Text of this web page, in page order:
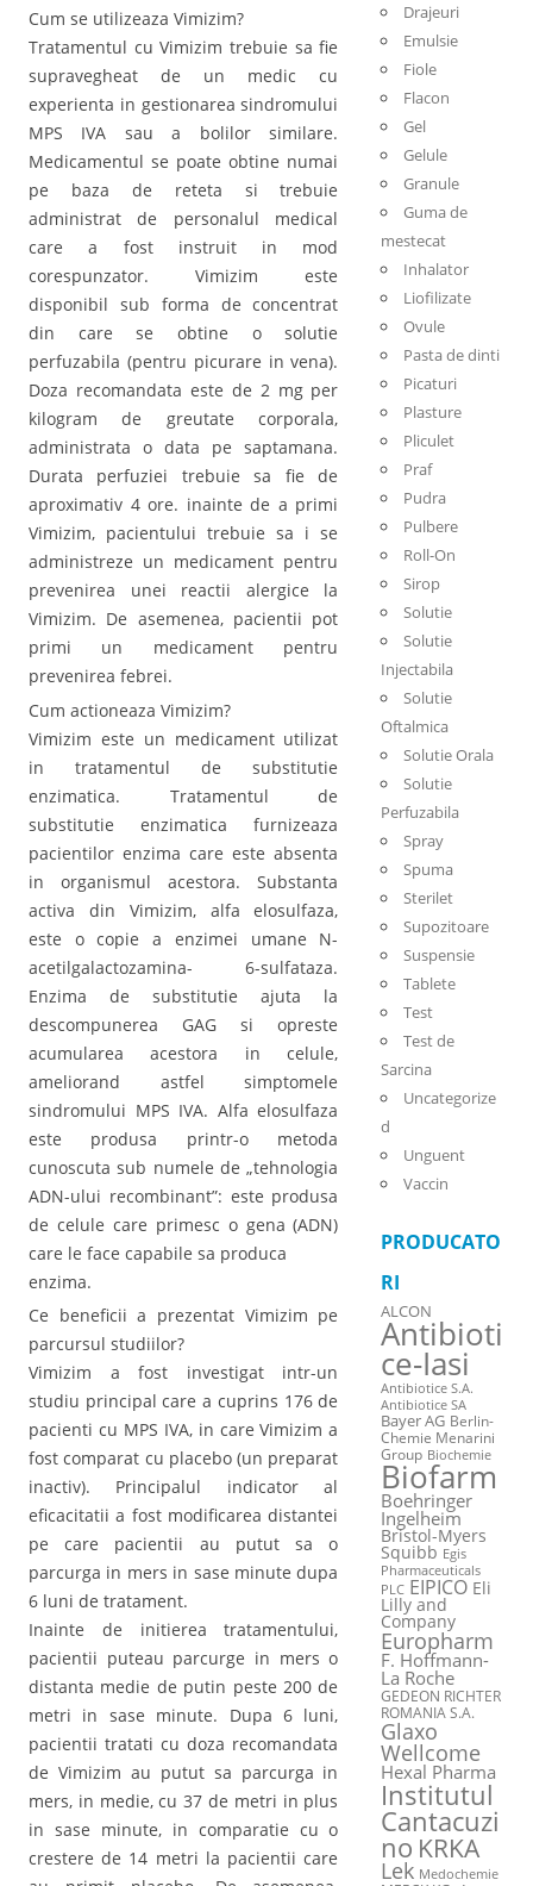
Cum se utilizeaza Vimizim?
Tratamentul cu Vimizim trebuie sa fie
supravegheat de un medic cu
experienta in gestionarea sindromului
MPS IVA sau a bolilor similare.
Medicamentul se poate obtine numai
pe baza de reteta si trebuie
administrat de personalul medical
care a fost instruit in mod
corespunzator. Vimizim este
disponibil sub forma de concentrat
din care se obtine o solutie
perfuzabila (pentru picurare in vena).
Doza recomandata este de 2 mg per
kilogram de greutate corporala,
administrata o data pe saptamana.
Durata perfuziei trebuie sa fie de
aproximativ 4 ore. inainte de a primi
Vimizim, pacientului trebuie sa i se
administreze un medicament pentru
prevenirea unei reactii alergice la
Vimizim. De asemenea, pacientii pot
primi un medicament pentru
prevenirea febrei.
Cum actioneaza Vimizim?
Vimizim este un medicament utilizat
in tratamentul de substitutie
enzimatica. Tratamentul de
substitutie enzimatica furnizeaza
pacientilor enzima care este absenta
in organismul acestora. Substanta
activa din Vimizim, alfa elosulfaza,
este o copie a enzimei umane N-
acetilgalactozamina- 6-sulfataza.
Enzima de substitutie ajuta la
descompunerea GAG si opreste
acumularea acestora in celule,
ameliorand astfel simptomele
sindromului MPS IVA. Alfa elosulfaza
este produsa printr-o metoda
cunoscuta sub numele de „tehnologia
ADN-ului recombinant”: este produsa
de celule care primesc o gena (ADN)
care le face capabile sa produca
enzima.
Ce beneficii a prezentat Vimizim pe
parcursul studiilor?
Vimizim a fost investigat intr-un
studiu principal care a cuprins 176 de
pacienti cu MPS IVA, in care Vimizim a
fost comparat cu placebo (un preparat
inactiv). Principalul indicator al
eficacitatii a fost modificarea distantei
pe care pacientii au putut sa o
parcurga in mers in sase minute dupa
6 luni de tratament.
Inainte de initierea tratamentului,
pacientii puteau parcurge in mers o
distanta medie de putin peste 200 de
metri in sase minute. Dupa 6 luni,
pacientii tratati cu doza recomandata
de Vimizim au putut sa parcurga in
mers, in medie, cu 37 de metri in plus
in sase minute, in comparatie cu o
crestere de 14 metri la pacientii care
Drajeuri
Emulsie
Fiole
Flacon
Gel
Gelule
Granule
Guma de
mestecat
Inhalator
Liofilizate
Ovule
Pasta de dinti
Picaturi
Plasture
Pliculet
Praf
Pudra
Pulbere
Roll-On
Sirop
Solutie
Solutie
Injectabila
Solutie
Oftalmica
Solutie Orala
Solutie
Perfuzabila
Spray
Spuma
Sterilet
Supozitoare
Suspensie
Tablete
Test
Test de
Sarcina
Uncategorize
d
Unguent
Vaccin
PRODUCATO
RI
ALCON
Antibioti
ce-Iasi
Antibiotice S.A.
Antibiotice SA
Bayer AG Berlin-
Chemie Menarini
Group Biochemie
Biofarm
Boehringer
Ingelheim
Bristol-Myers
Squibb Egis
Pharmaceuticals
PLC EIPICO Eli
Lilly and
Company
Europharm
F. Hoffmann-
La Roche
GEDEON RICHTER
ROMANIA S.A.
Glaxo
Wellcome
Hexal Pharma
Institutul
Cantacuzi
no KRKA
Lek Medochemie